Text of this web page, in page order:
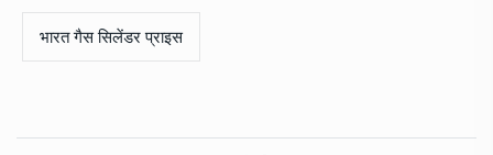
भारत गैस सिलेंडर प्राइस